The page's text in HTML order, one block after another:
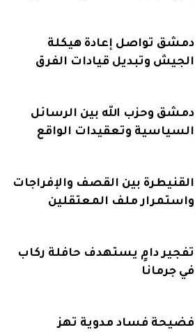
دمشق تواصل إعادة هيكلة
الجيش وتبديل قيادات الفرق
دمشق وحزب الله بين الرسائل
السياسية وتعقيدات الواقع
القنيطرة بين القصف والإفراجات
واستمرار ملف المعتقلين
تفجير دامٍ يستهدف حافلة ركاب
في جرمانا
فضيحة فساد مدوية تهز